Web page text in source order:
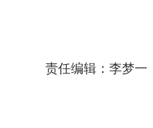
责任编辑：李梦一